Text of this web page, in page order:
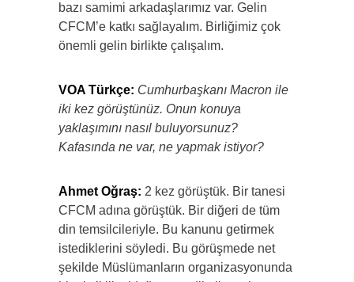
bazı samimi arkadaşlarımız var. Gelin
CFCM’e katkı sağlayalım. Birliğimiz çok
önemli gelin birlikte çalışalım.
VOA Türkçe: Cumhurbaşkanı Macron ile
iki kez görüştünüz. Onun konuya
yaklaşımını nasıl buluyorsunuz?
Kafasında ne var, ne yapmak istiyor?
Ahmet Oğraş: 2 kez görüştük. Bir tanesi
CFCM adına görüştük. Bir diğeri de tüm
din temsilcileriyle. Bu kanunu getirmek
istediklerini söyledi. Bu görüşmede net
şekilde Müslümanların organizasyonunda